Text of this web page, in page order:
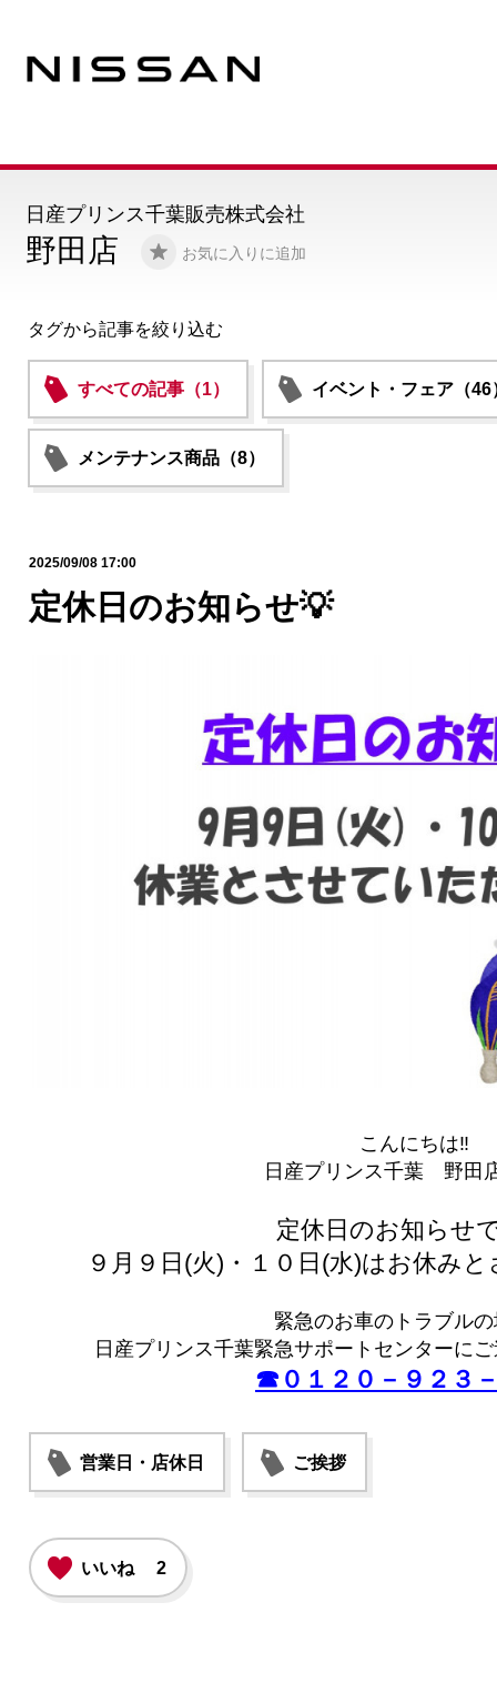
野田店 お気に入りに追加
日産プリンス千葉販売株式会社
タグから記事を絞り込む
すべての記事（1） イベント・フェア（46
メンテナンス商品（8）
2025/09/08 17:00
定休日のお知らせ💡
こんにちは‼
日産プリンス千葉 野田
定休日のお知らせ
９月９日(火)・１０日(水)はお休み
緊急のお車のトラブル
日産プリンス千葉緊急サポートセンターに
☎０１２０－９２３
営業日・店休日 ご挨拶
いいね 2